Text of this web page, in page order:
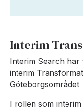
Interim
Interim Search har
interim
Göteborgsområdet
I rollen som